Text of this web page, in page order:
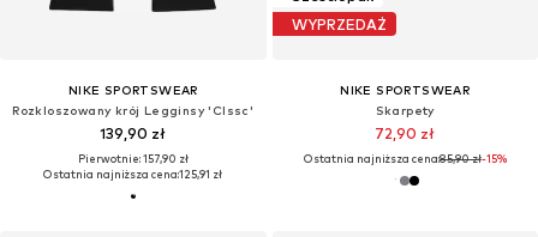
NIKE SPORTSWEAR
Rozkloszowany krój Legginsy 'Clssc'
139,90 zł
Pierwotnie: 157,90 zł
Ostatnia najniższa cena:125,91 zł
WYPRZEDAŻ
NIKE SPORTSWEAR
Skarpety
72,90 zł
Ostatnia najniższa cena:85,90 zł-15%